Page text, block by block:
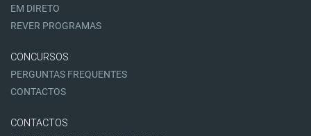
EM DIRETO
REVER PROGRAMAS
CONCURSOS
PERGUNTAS FREQUENTES
CONTACTOS
CONTACTOS